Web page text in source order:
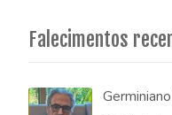
Falecimentos